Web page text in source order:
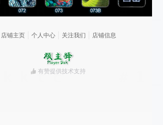
店铺主页 个人中心 关注我们 店铺信息
有赞提供技术支持